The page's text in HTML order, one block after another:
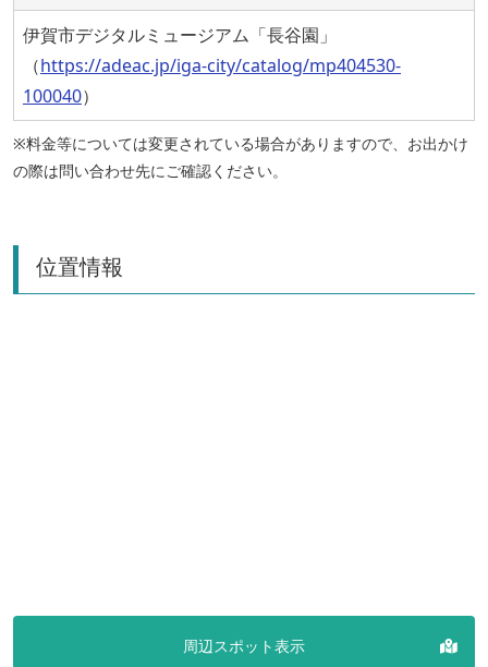
伊賀市デジタルミュージアム「長谷園」
（https://adeac.jp/iga-city/catalog/mp404530-
100040）
※料金等については変更されている場合がありますので、お出かけ
の際は問い合わせ先にご確認ください。
位置情報
周辺スポット表示